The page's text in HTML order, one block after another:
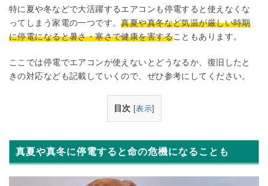
特に夏や冬などで大活躍するエアコンも停電すると使えなくな
ってしまう家電の一つです。真夏や真冬など気温が厳しい時期
に停電になると暑さ・寒さで健康を害することもあります。
ここでは停電でエアコンが使えないとどうなるか、復旧したと
きの対応なども記載していくので、ぜひ参考にしてください。
目次 [表示
真夏や真冬に停電すると命の危機になることも